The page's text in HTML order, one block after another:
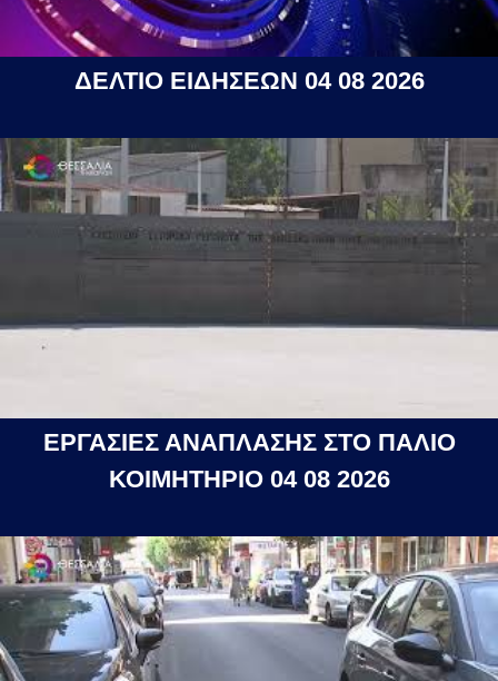
ΔΕΛΤΙΟ ΕΙΔΗΣΕΩΝ 04 08 2026
ΕΡΓΑΣΙΕΣ ΑΝΑΠΛΑΣΗΣ ΣΤΟ ΠΑΛΙΟ
ΚΟΙΜΗΤΗΡΙΟ 04 08 2026